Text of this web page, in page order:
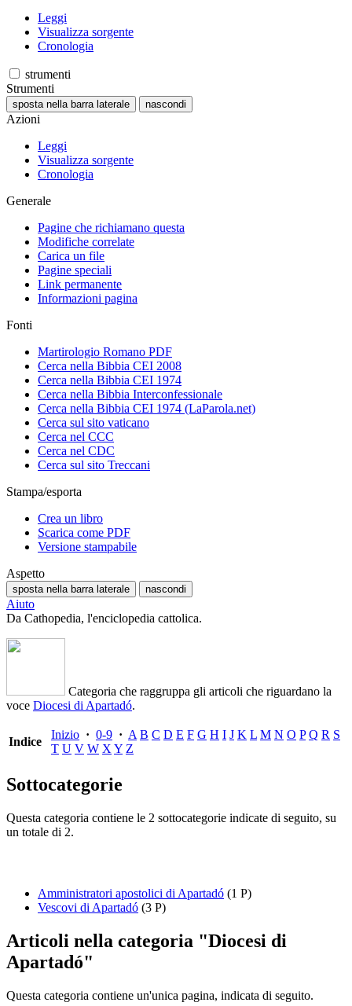
Leggi
Visualizza sorgente
Cronologia
strumenti
Strumenti
sposta nella barra laterale nascondi
Azioni
Leggi
Visualizza sorgente
Cronologia
Generale
Pagine che richiamano questa
Modifiche correlate
Carica un file
Pagine speciali
Link permanente
Informazioni pagina
Fonti
Martirologio Romano PDF
Cerca nella Bibbia CEI 2008
Cerca nella Bibbia CEI 1974
Cerca nella Bibbia Interconfessionale
Cerca nella Bibbia CEI 1974 (LaParola.net)
Cerca sul sito vaticano
Cerca nel CCC
Cerca nel CDC
Cerca sul sito Treccani
Stampa/esporta
Crea un libro
Scarica come PDF
Versione stampabile
Aspetto
sposta nella barra laterale nascondi
Aiuto
Da Cathopedia, l'enciclopedia cattolica.
Categoria che raggruppa gli articoli che riguardano la
voce Diocesi di Apartadó.
Indice
Inizio · 0-9 · A B C D E F G H I J K L M N O P Q R S
T U V W XY Z
Sottocategorie
Questa categoria contiene le 2 sottocategorie indicate di seguito, su
un totale di 2.
Amministratori apostolici di Apartadó (1 P)
Vescovi di Apartadó (3 P)
Articoli nella categoria "Diocesi di
Apartadó"
Questa categoria contiene un'unica pagina, indicata di seguito.